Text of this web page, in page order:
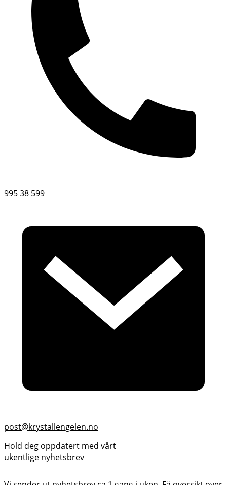
995 38 599
post@krystallengelen.no
Hold deg oppdatert med vårt
ukentlige nyhetsbrev